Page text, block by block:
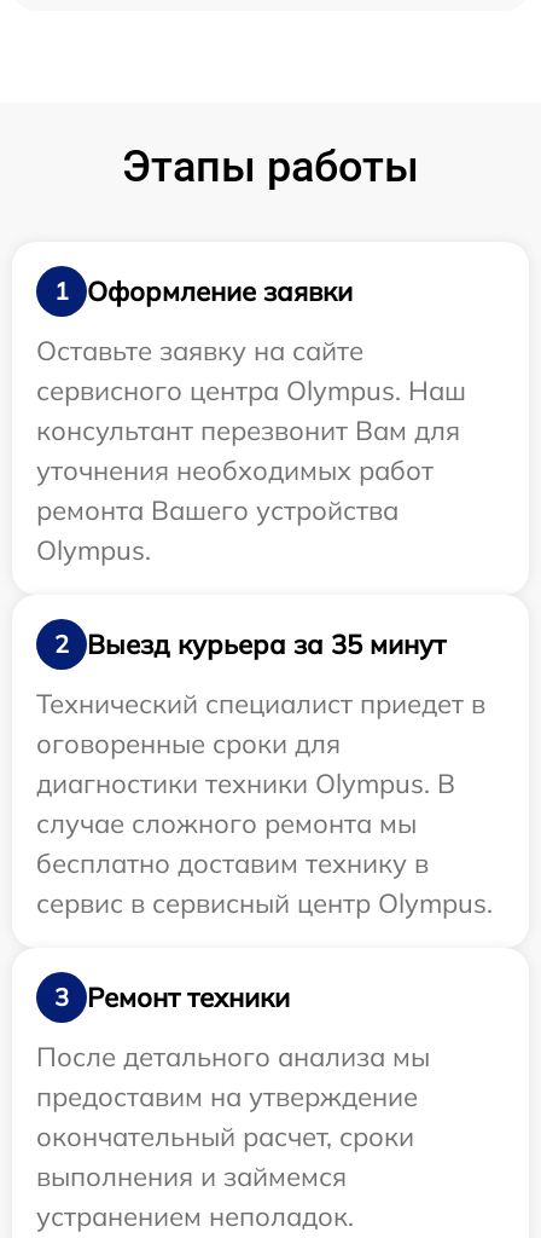
Этапы работы
1
Оформление заявки
Оставьте заявку на сайте
сервисного центра Olympus. Наш
консультант перезвонит Вам для
уточнения необходимых работ
ремонта Вашего устройства
Olympus.
2
Выезд курьера за 35 минут
Технический специалист приедет в
оговоренные сроки для
диагностики техники Olympus. В
случае сложного ремонта мы
бесплатно доставим технику в
сервис в сервисный центр Olympus.
3
Ремонт техники
После детального анализа мы
предоставим на утверждение
окончательный расчет, сроки
выполнения и займемся
устранением неполадок.